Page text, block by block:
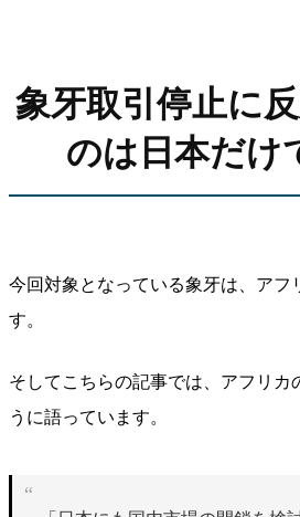
象牙取引停止に
のは日本だけ
今回対象となっている象牙は、アフ
す。
そしてこちらの記事では、アフリカ
うに語っています。